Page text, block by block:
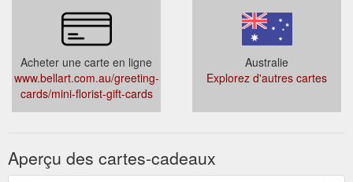
Acheter une carte en ligne
www.bellart.com.au/greeting-
cards/mini-florist-gift-cards
Australie
Explorez d'autres cartes
Aperçu des cartes-cadeaux